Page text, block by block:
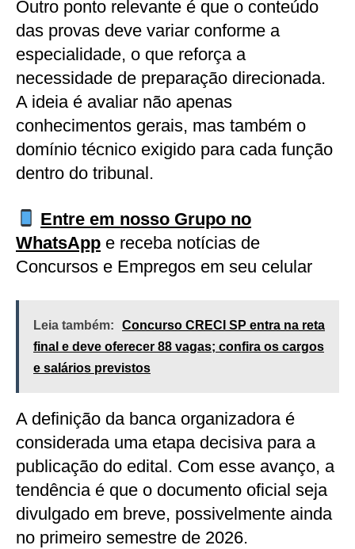
Outro ponto relevante é que o conteúdo
das provas deve variar conforme a
especialidade, o que reforça a
necessidade de preparação direcionada.
A ideia é avaliar não apenas
conhecimentos gerais, mas também o
domínio técnico exigido para cada função
dentro do tribunal.
Entre em nosso Grupo no
WhatsApp e receba notícias de
Concursos e Empregos em seu celular
Leia também:
Concurso CRECI SP entra na reta
final e deve oferecer 88 vagas; confira os cargos
e salários previstos
A definição da banca organizadora é
considerada uma etapa decisiva para a
publicação do edital. Com esse avanço, a
tendência é que o documento oficial seja
divulgado em breve, possivelmente ainda
no primeiro semestre de 2026.